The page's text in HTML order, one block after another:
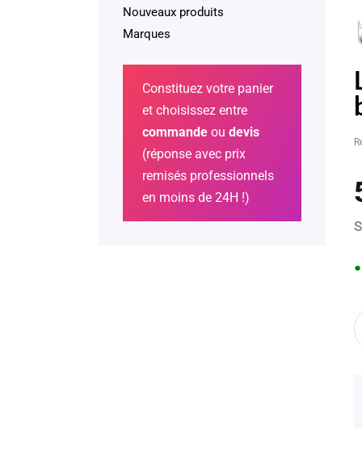
●
Nouveaux produits
Marques
Constituez votre panier
et choisissez entre
commande ou devis
(réponse avec prix
remisés professionnels
en moins de 24H !)